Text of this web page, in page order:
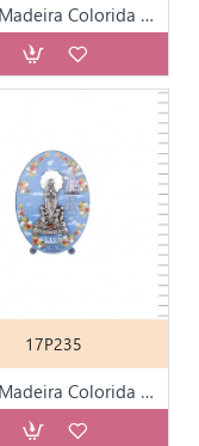
Placa Madeira Colorida Aparição Metal 9cm
17P235
Placa Madeira Colorida Aparição Metal 10 cm